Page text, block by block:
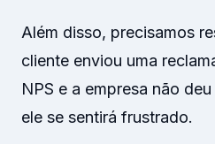
Além disso, precisamos
cliente enviou uma
NPS e a empresa não
ele se sentirá frustrado.